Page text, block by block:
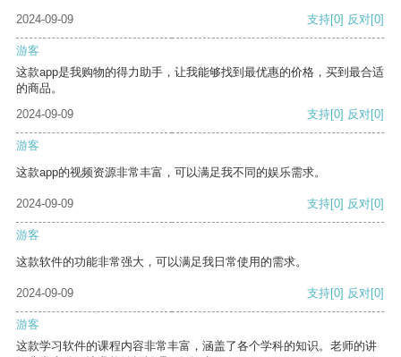
2024-09-09 支持[0] 反对[0]
游客
这款app是我购物的得力助手，让我能够找到最优惠的价格，买到最合适
的商品。
2024-09-09
支持[0] 反对[0]
游客
这款app的视频资源非常丰富，可以满足我不同的娱乐需求。
2024-09-09 支持[0] 反对[0]
游客
这款软件的功能非常强大，可以满足我日常使用的需求。
2024-09-09 支持[0] 反对[0]
游客
这款学习软件的课程内容非常丰富，涵盖了各个学科的知识。老师的讲